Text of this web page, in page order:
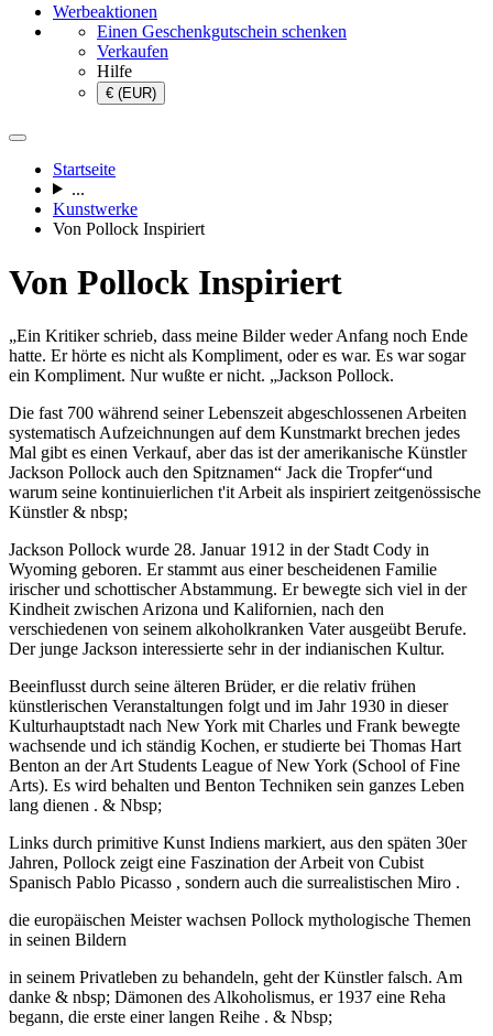
Werbeaktionen
Einen Geschenkgutschein schenken
Verkaufen
Hilfe
€ (EUR)
Startseite
...
Kunstwerke
Von Pollock Inspiriert
Von Pollock Inspiriert
„Ein Kritiker schrieb, dass meine Bilder weder Anfang noch Ende
hatte. Er hörte es nicht als Kompliment, oder es war. Es war sogar
ein Kompliment. Nur wußte er nicht. „Jackson Pollock.
Die fast 700 während seiner Lebenszeit abgeschlossenen Arbeiten
systematisch Aufzeichnungen auf dem Kunstmarkt brechen jedes
Mal gibt es einen Verkauf, aber das ist der amerikanische Künstler
Jackson Pollock auch den Spitznamen“ Jack die Tropfer“und
warum seine kontinuierlichen t'it Arbeit als inspiriert zeitgenössische
Künstler & nbsp;
Jackson Pollock wurde 28. Januar 1912 in der Stadt Cody in
Wyoming geboren. Er stammt aus einer bescheidenen Familie
irischer und schottischer Abstammung. Er bewegte sich viel in der
Kindheit zwischen Arizona und Kalifornien, nach den
verschiedenen von seinem alkoholkranken Vater ausgeübt Berufe.
Der junge Jackson interessierte sehr in der indianischen Kultur.
Beeinflusst durch seine älteren Brüder, er die relativ frühen
künstlerischen Veranstaltungen folgt und im Jahr 1930 in dieser
Kulturhauptstadt nach New York mit Charles und Frank bewegte
wachsende und ich ständig Kochen, er studierte bei Thomas Hart
Benton an der Art Students League of New York (School of Fine
Arts). Es wird behalten und Benton Techniken sein ganzes Leben
lang dienen . & Nbsp;
Links durch primitive Kunst Indiens markiert, aus den späten 30er
Jahren, Pollock zeigt eine Faszination der Arbeit von Cubist
Spanisch Pablo Picasso , sondern auch die surrealistischen Miro .
die europäischen Meister wachsen Pollock mythologische Themen
in seinen Bildern
in seinem Privatleben zu behandeln, geht der Künstler falsch. Am
danke & nbsp; Dämonen des Alkoholismus, er 1937 eine Reha
begann, die erste einer langen Reihe . & Nbsp;